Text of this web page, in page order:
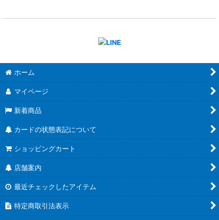
ホーム
マイページ
新着商品
カードの状態表記について
ショッピングカート
店舗案内
最近チェックしたアイテム
特定商取引法表示